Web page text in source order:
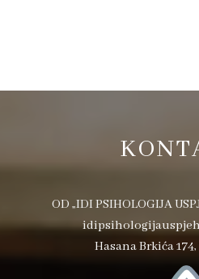
OD „IDI PSIHOLOGIJA
Hasana Brkića